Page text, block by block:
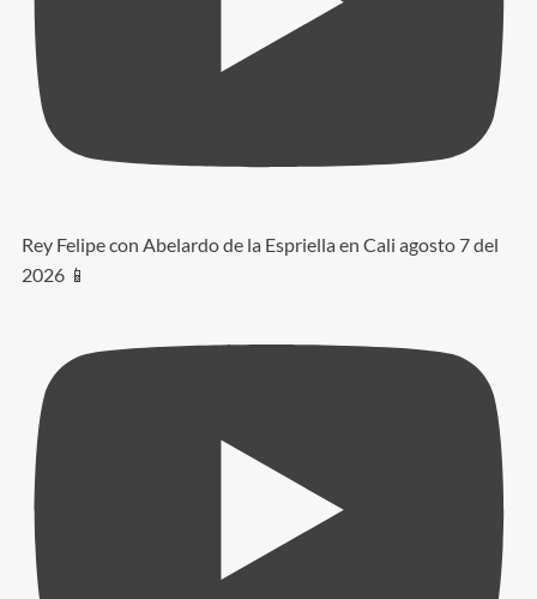
Rey Felipe con Abelardo de la Espriella en Cali agosto 7 del
2026 📱